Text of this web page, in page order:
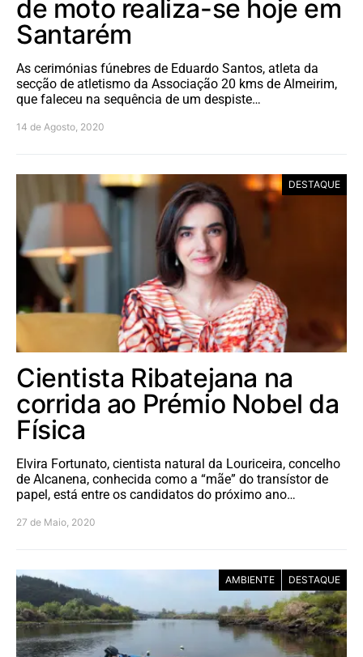
de moto realiza-se hoje em
Santarém
As cerimónias fúnebres de Eduardo Santos, atleta da
secção de atletismo da Associação 20 kms de Almeirim,
que faleceu na sequência de um despiste…
14 de Agosto, 2020
DESTAQUE
Cientista Ribatejana na
corrida ao Prémio Nobel da
Física
Elvira Fortunato, cientista natural da Louriceira, concelho
de Alcanena, conhecida como a “mãe” do transístor de
papel, está entre os candidatos do próximo ano…
27 de Maio, 2020
AMBIENTE DESTAQUE